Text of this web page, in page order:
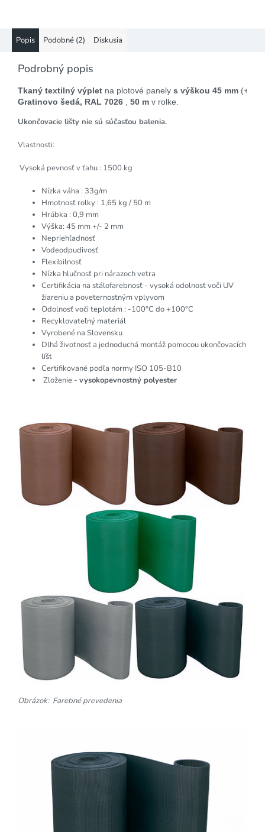
Popis Podobné (2) Diskusia
Podrobný popis
Tkaný textilný výplet na plotové panely s výškou 45 mm (+/-2
Gratinovo šedá, RAL 7026
50 m v rolke.
Ukončovacie lišty nie sú súčasťou balenia.
Vlastnosti:
Vysoká pevnosť v ťahu : 1500 kg
Nízka váha : 33g/m
Hmotnosť rolky : 1,65 kg / 50 m
Hrúbka : 0,9 mm
Výška: 45 mm +/- 2 mm
Nepriehľadnosť
Vodeodpudivosť
Flexibilnosť
Nízka hlučnosť pri nárazoch vetra
Certifikácia na stálofarebnosť - vysoká odolnosť voči UV
žiareniu a poveternostným vplyvom
Odolnosť voči teplotám : -100°C do +100°C
Recyklovateľný materiál
Vyrobené na Slovensku
Dlhá životnosť a jednoduchá montáž pomocou ukončovacích
líšt
Certifikované podľa normy ISO 105-B10
Zloženie - vysokopevnostný polyester
Obrázok: Farebné prevedenia